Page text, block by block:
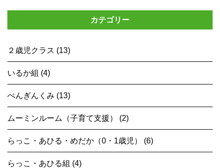
カテゴリー
２歳児クラス (13)
いるか組 (4)
ぺんぎんくみ (13)
ムーミンルーム（子育て支援） (2)
らっこ・あひる・めだか（0・1歳児） (6)
らっこ・あひる組 (4)